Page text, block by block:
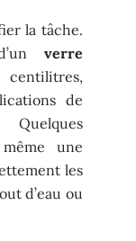
la tâche.
verre
de
une
les
d’eau ou